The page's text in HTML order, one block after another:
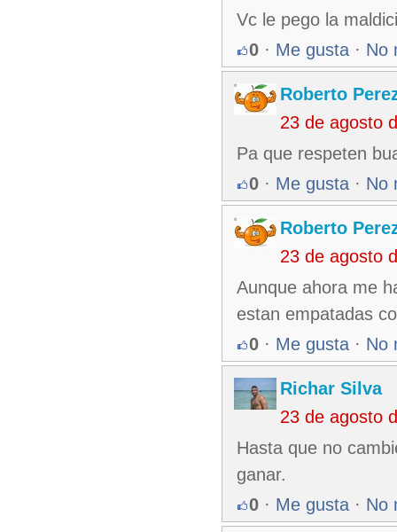
Vc le pego la
0 · Me gusta · No
Roberto
23 de agosto
Pa que respeten
0 · Me gusta · No
Roberto
23 de agosto
Aunque ahora me
estan empatadas
0 · Me gusta · No
Richar Silva
23 de agosto
Hasta que no
ganar.
0 · Me gusta · No